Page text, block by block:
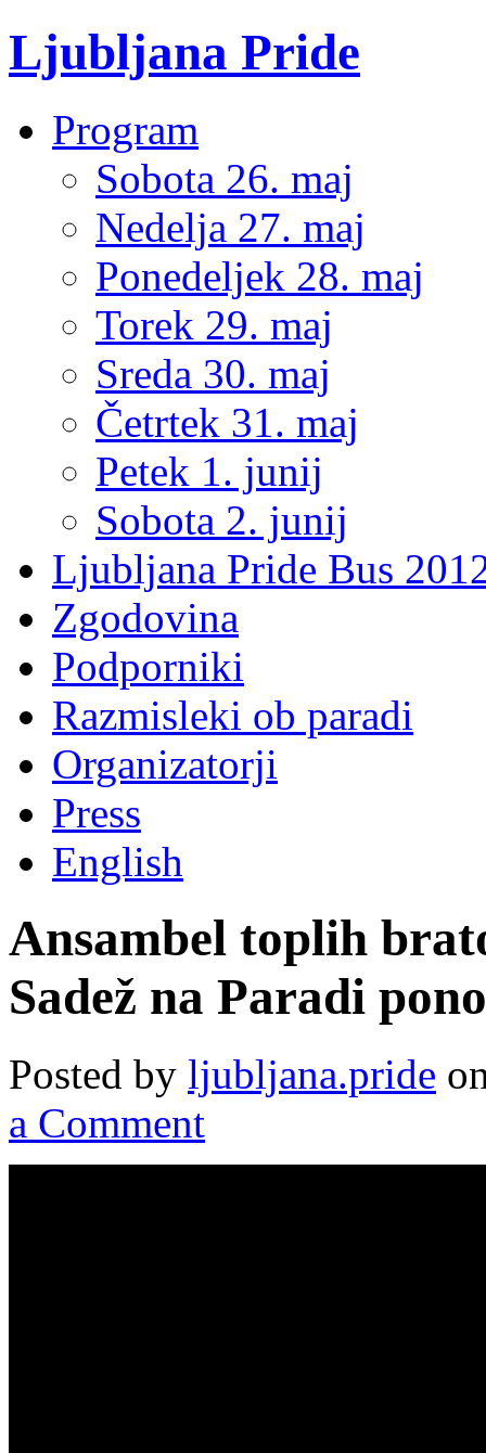
Ljubljana Pride
Program
Sobota 26. maj
Nedelja 27. maj
Ponedeljek 28. maj
Torek 29. maj
Sreda 30. maj
Četrtek 31. maj
Petek 1. junij
Sobota 2. junij
Ljubljana Pride Bus
Zgodovina
Podporniki
Razmisleki ob paradi
Organizatorji
Press
English
Ansambel toplih
Sadež na Paradi
Posted by ljubljana.pride
a Comment